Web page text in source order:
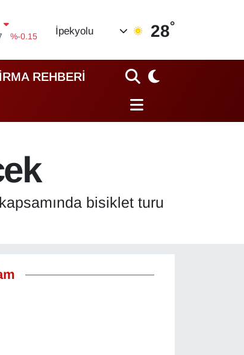
%-0.15
%0.18
%0.32
İpekyolu 28°
REHBERİ
bisiklet turu